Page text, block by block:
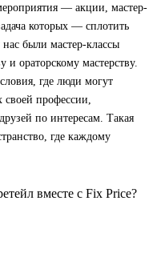
— акции, мастер-
которых — сплотить
были мастер-классы
и ораторскому мастерству.
где люди могут
своей профессии,
по интересам. Такая
где каждому
вместе с Fix Price?